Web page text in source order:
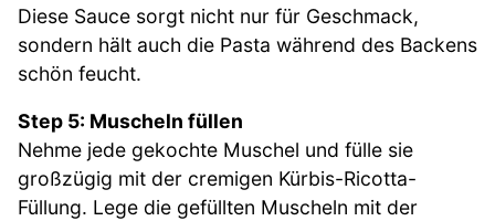
Diese Sauce sorgt nicht nur für Geschmack,
sondern hält auch die Pasta während des Backens
schön feucht.
Step 5: Muscheln füllen
Nehme jede gekochte Muschel und fülle sie
großzügig mit der cremigen Kürbis-Ricotta-
Füllung. Lege die gefüllten Muscheln mit der